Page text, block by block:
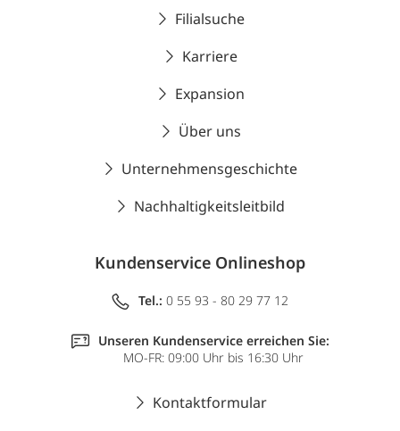
Filialsuche
Karriere
Expansion
Über uns
Unternehmensgeschichte
Nachhaltigkeitsleitbild
Kundenservice Onlineshop
Tel.: 0 55 93 - 80 29 77 12
Unseren Kundenservice erreichen Sie:
MO-FR: 09:00 Uhr bis 16:30 Uhr
Kontaktformular